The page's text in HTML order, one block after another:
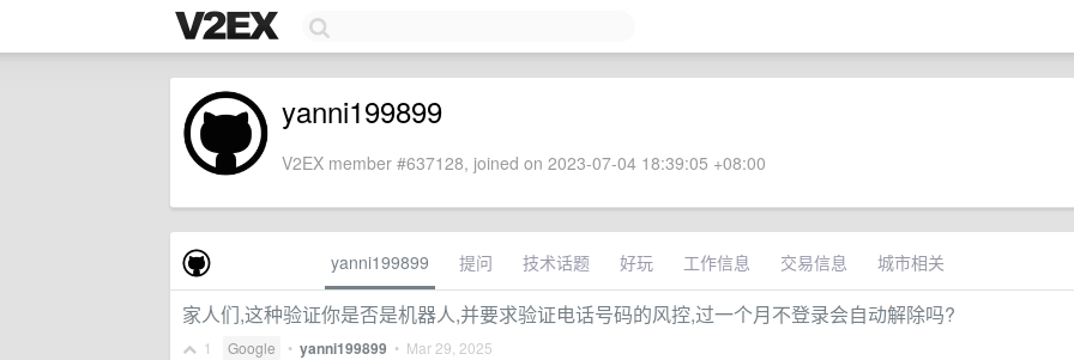
yanni199899
V2EX member #637128, joined on 2023-07-04 18:39:05 +08:00
yanni199899 提问 技术话题 好玩 工作信息 交易信息 城市相关
家人们,这种验证你是否是机器人,并要求验证电话号码的风控,过一个月不登录会自动解除吗?
1 Google • yanni199899 • Mar 29, 2025